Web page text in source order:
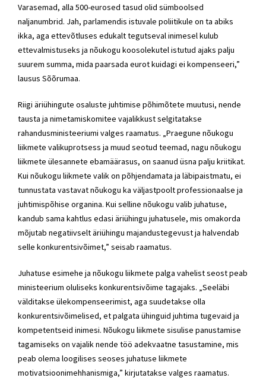
Varasemad, alla 500-eurosed tasud olid sümboolsed
naljanumbrid. Jah, parlamendis istuvale poliitikule on ta abiks
ikka, aga ettevõtluses edukalt tegutseval inimesel kulub
ettevalmistuseks ja nõukogu koosolekutel istutud ajaks palju
suurem summa, mida paarsada eurot kuidagi ei kompenseeri,”
lausus Sõõrumaa.
Riigi äriühingute osaluste juhtimise põhimõtete muutusi, nende
tausta ja nimetamiskomitee vajalikkust selgitatakse
rahandusministeeriumi valges raamatus. „Praegune nõukogu
liikmete valikuprotsess ja muud seotud teemad, nagu nõukogu
liikmete ülesannete ebamäärasus, on saanud üsna palju kriitikat.
Kui nõukogu liikmete valik on põhjendamata ja läbipaistmatu, ei
tunnustata vastavat nõukogu ka väljastpoolt professionaalse ja
juhtimispõhise organina. Kui selline nõukogu valib juhatuse,
kandub sama kahtlus edasi äriühingu juhatusele, mis omakorda
mõjutab negatiivselt äriühingu majandustegevust ja halvendab
selle konkurentsivõimet,” seisab raamatus.
Juhatuse esimehe ja nõukogu liikmete palga vahelist seost peab
ministeerium oluliseks konkurentsivõime tagajaks. „Seeläbi
välditakse ülekompenseerimist, aga suudetakse olla
konkurentsivõimelised, et palgata ühinguid juhtima tugevaid ja
kompetentseid inimesi. Nõukogu liikmete sisulise panustamise
tagamiseks on vajalik nende töö adekvaatne tasustamine, mis
peab olema loogilises seoses juhatuse liikmete
motivatsioonimehhanismiga,” kirjutatakse valges raamatus.